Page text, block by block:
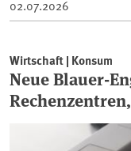
02.07.2026
Wirtschaft | Konsum
Neue Blauer-